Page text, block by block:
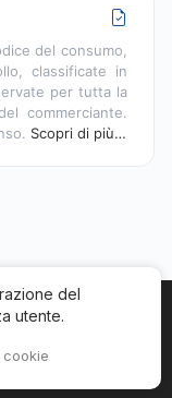
del consumo,
classificate in
per tutta la
commerciante.
Scopri di più…
CGU
del
utente.
cookie